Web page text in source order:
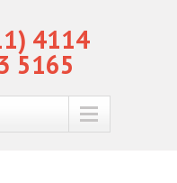
4114
5165